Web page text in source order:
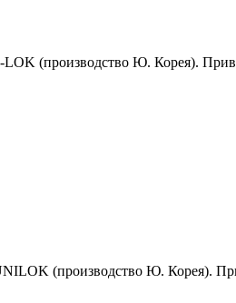
(производство Ю. Корея).
(производство Ю. Корея).